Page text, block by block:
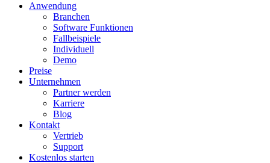
Anwendung
Branchen
Software Funktionen
Fallbeispiele
Individuell
Demo
Preise
Unternehmen
Partner werden
Karriere
Blog
Kontakt
Vertrieb
Support
Kostenlos starten